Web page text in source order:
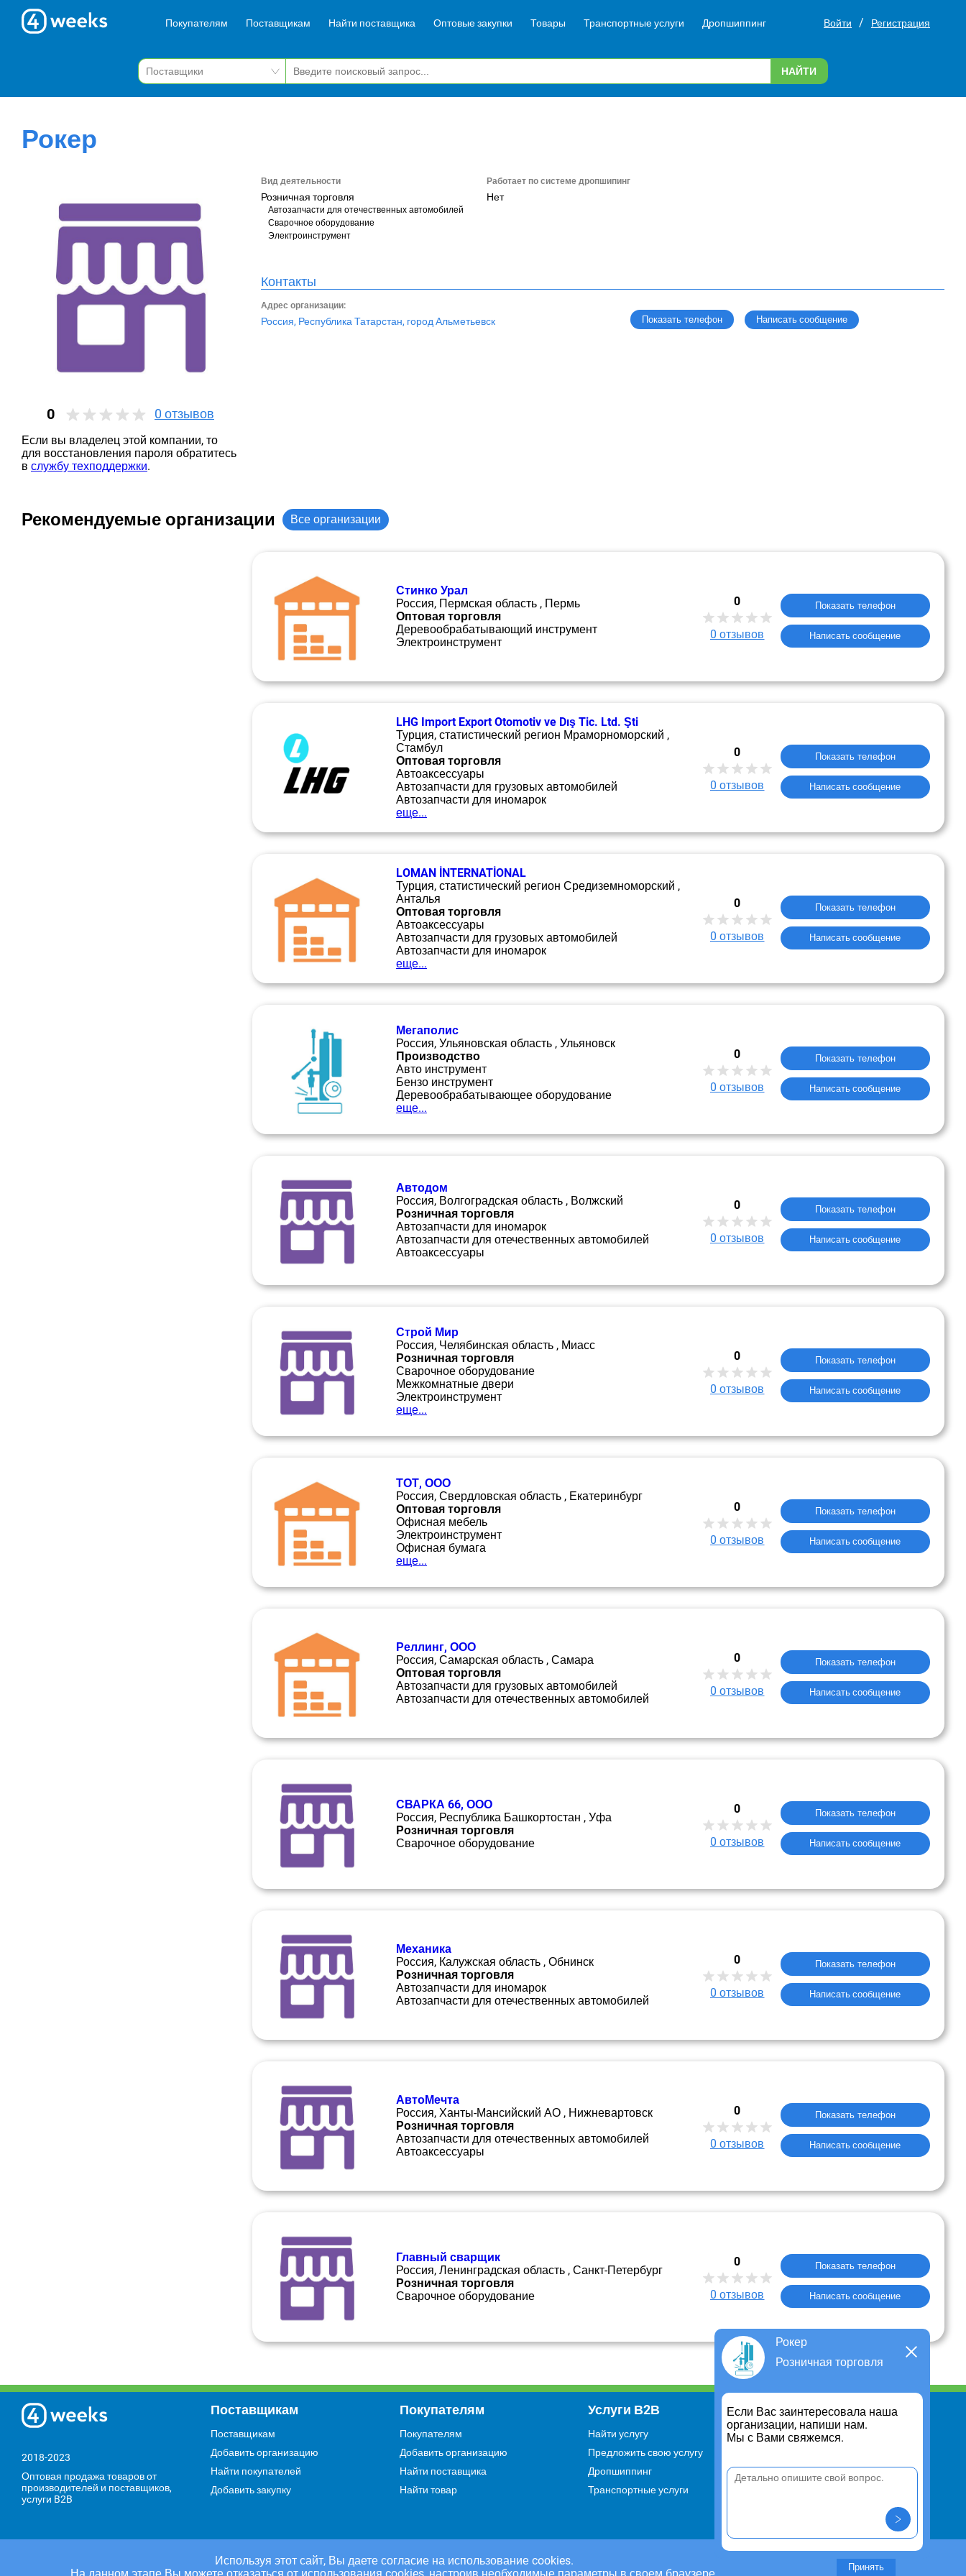
Покупателям Поставщикам Найти поставщика Оптовые закупки Товары Транспортные услуги Дропшиппинг Войти / Регистрация
НАЙТИ
Рокер
0 0 отзывов
Если вы владелец этой компании, то
для восстановления пароля обратитесь
в службу техподдержки.
Вид деятельности
Розничная торговля
Автозапчасти для отечественных автомобилей
Сварочное оборудование
Электроинструмент
Работает по системе дропшипинг
Нет
Контакты
Адрес организации:
Россия, Республика Татарстан, город Альметьевск Показать телефон Написать сообщение
Рекомендуемые организации Все организации
Стинко Урал
Россия, Пермская область , Пермь
Оптовая торговля
Деревообрабатывающий инструмент
Электроинструмент
0
0 отзывов
Показать телефон
Написать сообщение
LHG Import Export Otomotiv ve Dış Tic. Ltd. Şti
Турция, статистический регион Мраморноморский ,
Стамбул
Оптовая торговля
Автоаксессуары
Автозапчасти для грузовых автомобилей
Автозапчасти для иномарок
еще...
0
0 отзывов
Показать телефон
Написать сообщение
LOMAN İNTERNATİONAL
Турция, статистический регион Средиземноморский ,
Анталья
Оптовая торговля
Автоаксессуары
Автозапчасти для грузовых автомобилей
Автозапчасти для иномарок
еще...
0
0 отзывов
Показать телефон
Написать сообщение
Мегаполис
Россия, Ульяновская область , Ульяновск
Производство
Авто инструмент
Бензо инструмент
Деревообрабатывающее оборудование
еще...
0
0 отзывов
Показать телефон
Написать сообщение
Автодом
Россия, Волгоградская область , Волжский
Розничная торговля
Автозапчасти для иномарок
Автозапчасти для отечественных автомобилей
Автоаксессуары
0
0 отзывов
Показать телефон
Написать сообщение
Строй Мир
Россия, Челябинская область , Миасс
Розничная торговля
Сварочное оборудование
Межкомнатные двери
Электроинструмент
еще...
0
0 отзывов
Показать телефон
Написать сообщение
ТОТ, ООО
Россия, Свердловская область , Екатеринбург
Оптовая торговля
Офисная мебель
Электроинструмент
Офисная бумага
еще...
0
0 отзывов
Показать телефон
Написать сообщение
Реллинг, ООО
Россия, Самарская область , Самара
Оптовая торговля
Автозапчасти для грузовых автомобилей
Автозапчасти для отечественных автомобилей
0
0 отзывов
Показать телефон
Написать сообщение
СВАРКА 66, ООО
Россия, Республика Башкортостан , Уфа
Розничная торговля
Сварочное оборудование
0
0 отзывов
Показать телефон
Написать сообщение
Механика
Россия, Калужская область , Обнинск
Розничная торговля
Автозапчасти для иномарок
Автозапчасти для отечественных автомобилей
0
0 отзывов
Показать телефон
Написать сообщение
АвтоМечта
Россия, Ханты-Мансийский АО , Нижневартовск
Розничная торговля
Автозапчасти для отечественных автомобилей
Автоаксессуары
0
0 отзывов
Показать телефон
Написать сообщение
Главный сварщик
Россия, Ленинградская область , Санкт-Петербург
Розничная торговля
Сварочное оборудование
0
0 отзывов
Показать телефон
Написать сообщение
Рокер
Розничная торговля
Если Вас заинтересовала наша
организации, напиши нам.
Мы с Вами свяжемся.
Используя этот сайт, Вы даете согласие на использование cookies.
На данном этапе Вы можете отказаться от использования cookies, настроив необходимые параметры в своем браузере.
Принять
2018-2023
Оптовая продажа товаров от
производителей и поставщиков,
услуги B2B
Поставщикам
Поставщикам
Добавить организацию
Найти покупателей
Добавить закупку
Покупателям
Покупателям
Добавить организацию
Найти поставщика
Найти товар
Услуги В2В
Найти услугу
Предложить свою услугу
Дропшиппинг
Транспортные услуги
Информация
Для чего существует портал
Правило cookie
предложение